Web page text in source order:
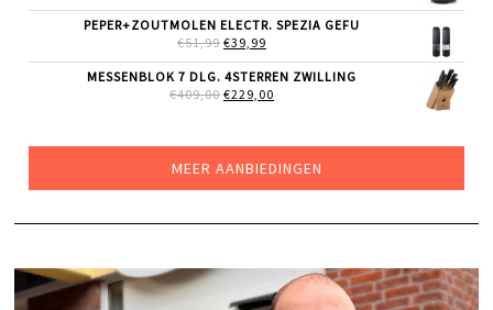
WAS:
€179,00.
IS:
PEPER+ZOUTMOLEN ELECTR. SPEZIA GEFU
€51,99 OORSPRONKELIJKE
WAS:
€51,99.
€39,99
IS:
€39,99.
MESSENBLOK 7 DLG. 4STERREN ZWILLING
€409,00 OORSPRONKELIJKE
€229,00
MEER AANBIEDINGEN